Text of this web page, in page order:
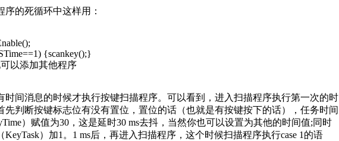
的死循环中这样用：
{scankey();}
添加其他程序
消息的时候才执行按键扫描程序。可以看到，进入扫描程序执行第一次的时
先判断按键标志位有没有置位，置位的话（也就是有按键按下的话），任务时间
）赋值为30，这是延时30 ms去抖，当然你也可以设置为其他的时间值;同时
KeyTask）加1。1 ms后，再进入扫描程序，这个时候扫描程序执行case 1的语